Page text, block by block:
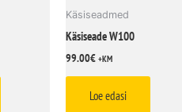
Käsiseadmed
Käsiseade W100
99.00€ +KM
Loe edasi